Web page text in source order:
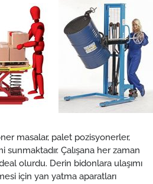
masalar, palet pozisyonerler,
sunmaktadır. Çalışana her zaman
olurdu. Derin bidonlara ulaşımı
için yan yatma aparatları